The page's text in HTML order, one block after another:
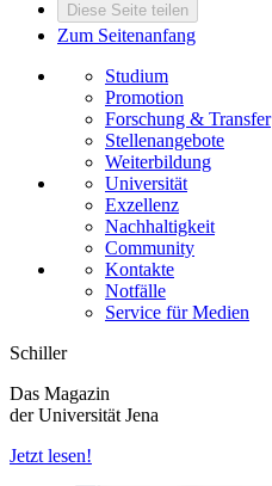
Diese Seite teilen
Zum Seitenanfang
Studium
Promotion
Forschung & Transfer
Stellenangebote
Weiterbildung
Universität
Exzellenz
Nachhaltigkeit
Community
Kontakte
Notfälle
Service für Medien
Schiller
Das Magazin
der Universität Jena
Jetzt lesen!